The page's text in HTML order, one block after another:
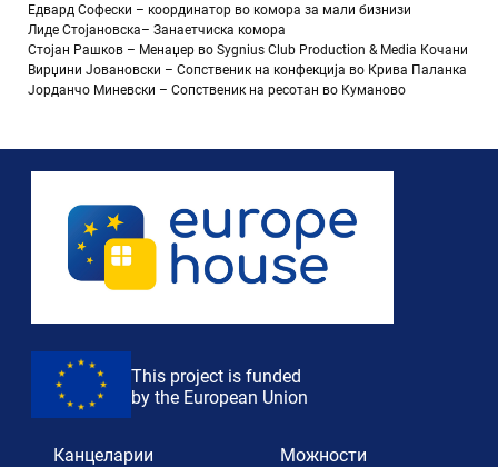
Едвард Софески – координатор во комора за мали бизнизи
Лиде Стојановска– Занаетчиска комора
Стојан Рашков – Менаџер во Sygnius Club Production & Media Кочани
Вирџини Јовановски – Сопственик на конфекција во Крива Паланка
Јорданчо Миневски – Сопственик на ресотан во Куманово
This project is funded
by the European Union
Канцеларии
Можности